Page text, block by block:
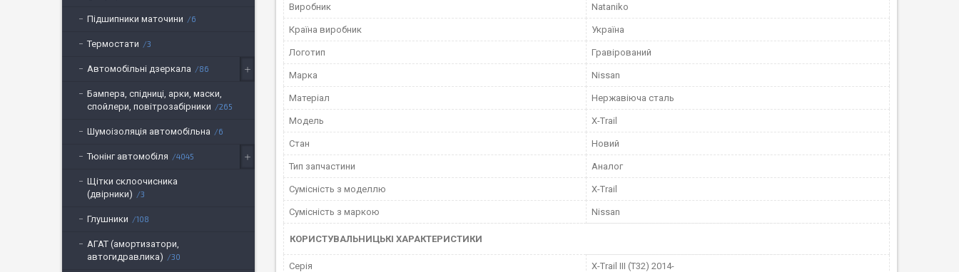
Виробник Nataniko
Країна виробник Україна
Логотип Гравірований
Марка Nissan
Матеріал Нержавіюча сталь
Модель X-Trail
Стан Новий
Тип запчастини Аналог
Сумісність з моделлю X-Trail
Сумісність з маркою Nissan
КОРИСТУВАЛЬНИЦЬКІ ХАРАКТЕРИСТИКИ
Серія X-Trail III (T32) 2014-
Підшипники маточини 6
Термостати 3
Автомобільні дзеркала 86
Бампера, спідниці, арки, маски,
спойлери, повітрозабірники
265
Шумоізоляція автомобільна 6
Тюнінг автомобіля 4045
Щітки склоочисника
(двірники)
3
Глушники 108
АГАТ (амортизатори,
автогидравлика)
30